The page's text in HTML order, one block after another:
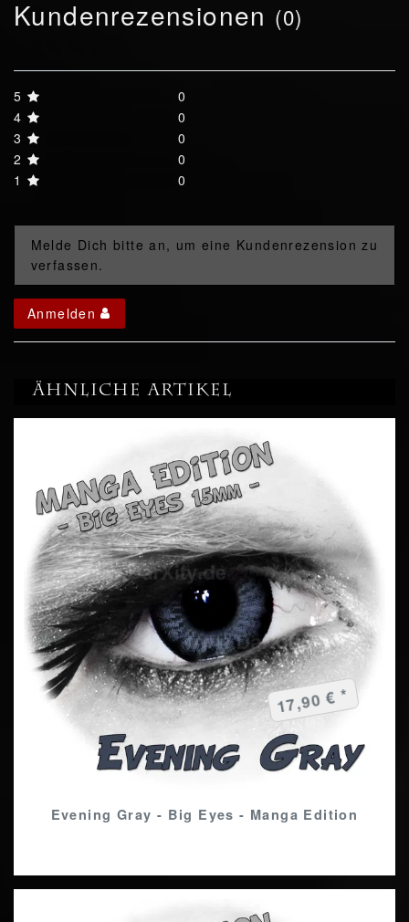
Kundenrezensionen (0)
5
0
4
0
3
0
2
0
1
0
Melde Dich bitte an, um eine Kundenrezension zu
verfassen.
Anmelden
Ähnliche Artikel
Evening Gray - Big Eyes - Manga Edition
17,90 € *